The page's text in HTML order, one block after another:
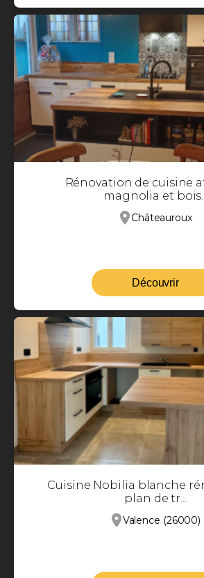
Rénovation de cuisine
magnolia et
Châteauroux
Découvrir
Cuisine Nobilia blanche
plan de tr...
Valence (26000)